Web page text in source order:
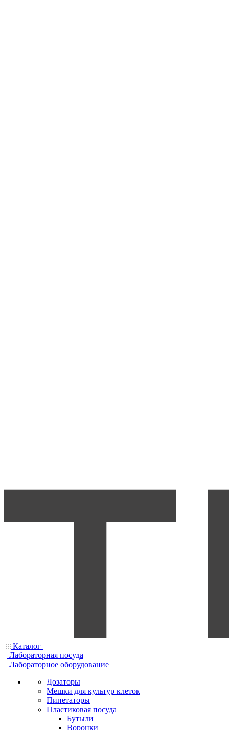
Каталог
Лабораторная посуда
Лабораторное оборудование
Дозаторы
Мешки для культур клеток
Пипетаторы
Пластиковая посуда
Бутыли
Воронки